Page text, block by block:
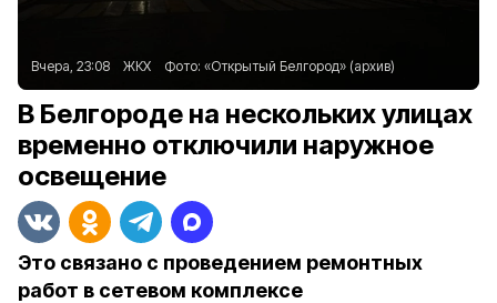
Вчера, 23:08 ЖКХ Фото: «Открытый Белгород» (архив)
В Белгороде на нескольких улицах
временно отключили наружное
освещение
Это связано с проведением ремонтных
работ в сетевом комплексе